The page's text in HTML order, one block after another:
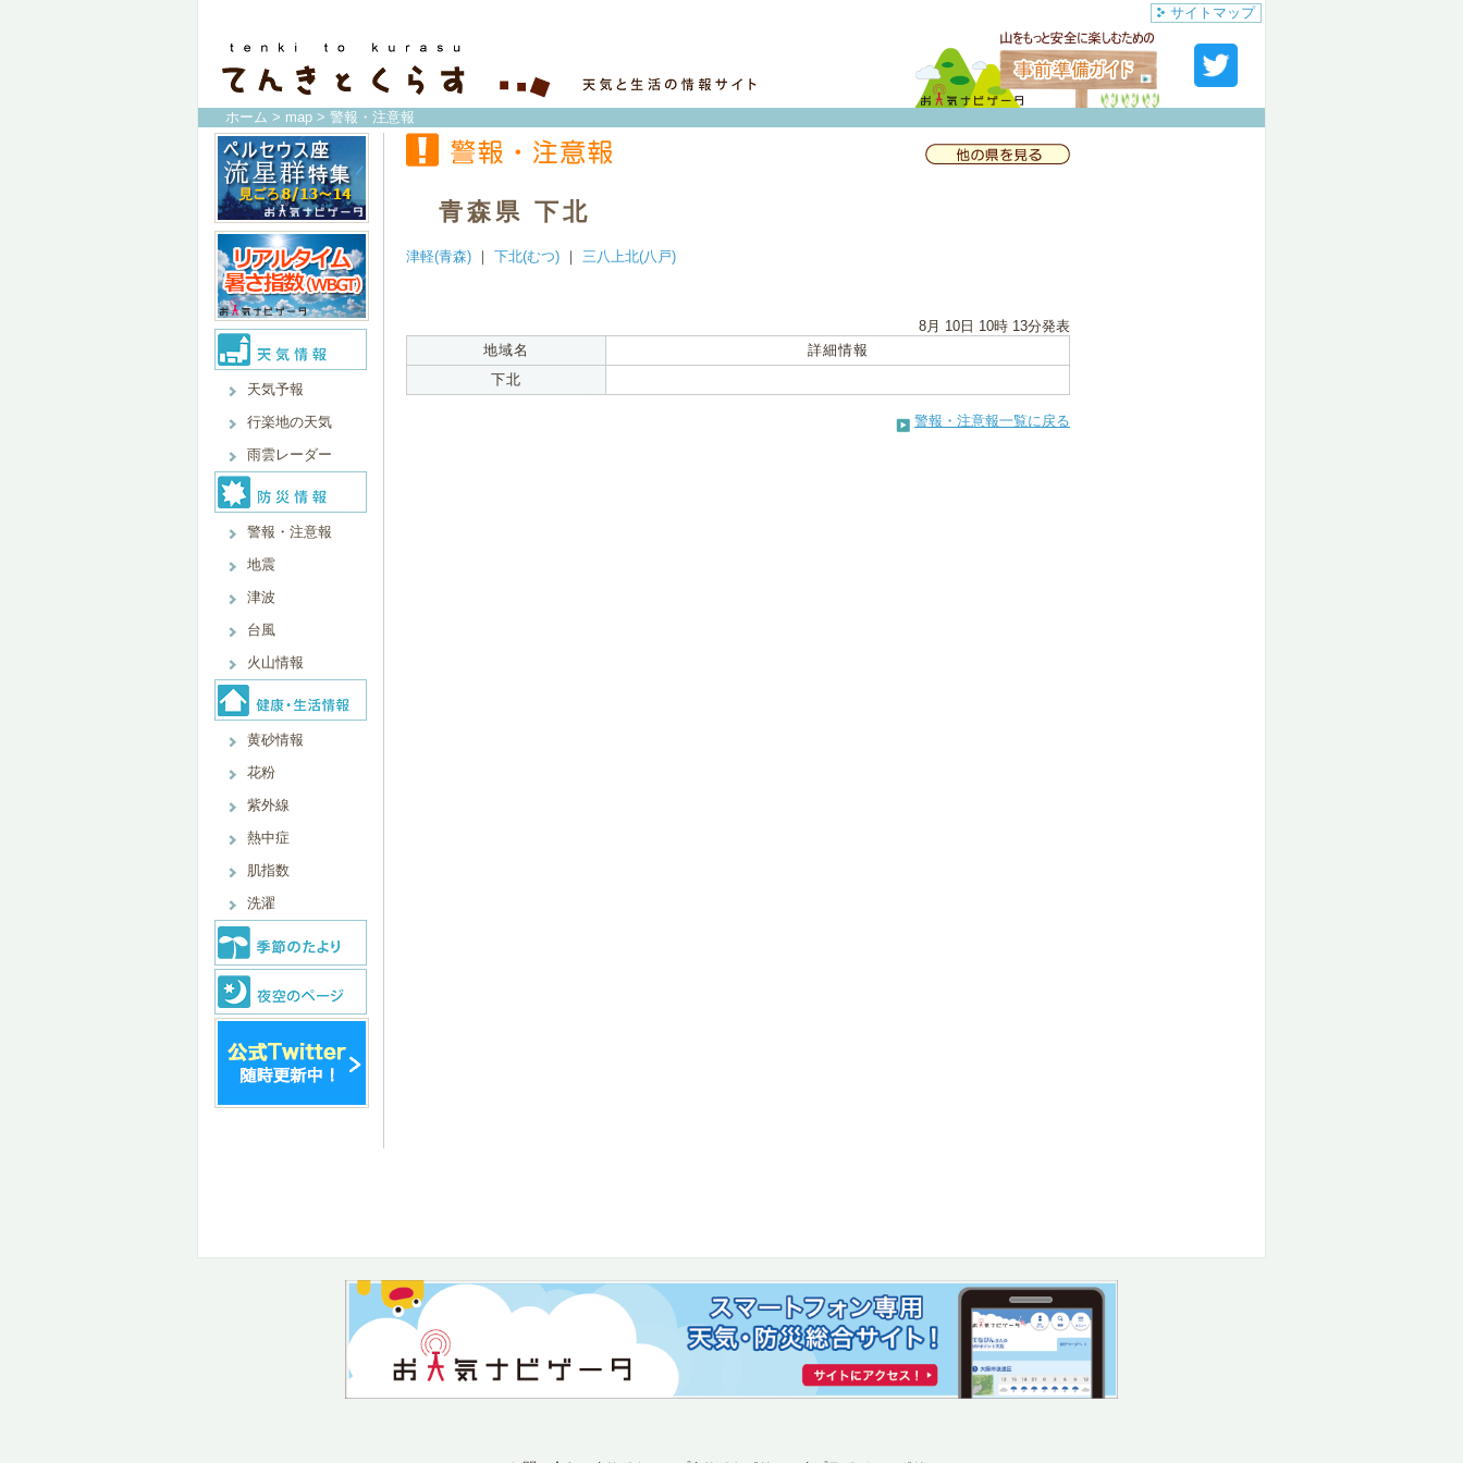
サイトマップ
ホーム > map > 警報・注意報
天気予報
行楽地の天気
雨雲レーダー
警報・注意報
地震
津波
台風
火山情報
黄砂情報
花粉
紫外線
熱中症
肌指数
洗濯
青森県 下北
津軽(青森) ｜ 下北(むつ) ｜ 三八上北(八戸)
8月 10日 10時 13分発表
地域名
詳細情報
下北
警報・注意報一覧に戻る